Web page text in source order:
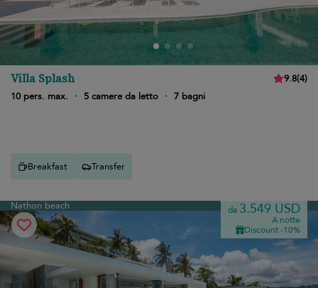
Villa Splash 9.8(4)
10 pers. max.
· 5 camere da letto · 7 bagni
Breakfast Transfer
Nathon beach da 3.549 USD
A notte
Discount -10%